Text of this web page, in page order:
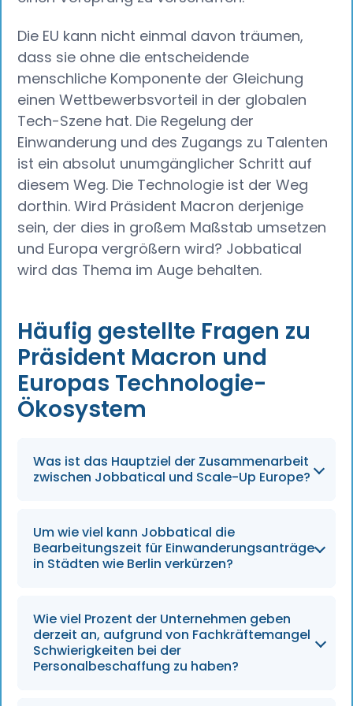
Die EU kann nicht einmal davon träumen,
dass sie ohne die entscheidende
menschliche Komponente der Gleichung
einen Wettbewerbsvorteil in der globalen
Tech-Szene hat. Die Regelung der
Einwanderung und des Zugangs zu Talenten
ist ein absolut unumgänglicher Schritt auf
diesem Weg. Die Technologie ist der Weg
dorthin. Wird Präsident Macron derjenige
sein, der dies in großem Maßstab umsetzen
und Europa vergrößern wird? Jobbatical
wird das Thema im Auge behalten.
Häufig gestellte Fragen zu
Präsident Macron und
Europas Technologie-
Ökosystem
Was ist das Hauptziel der Zusammenarbeit
zwischen Jobbatical und Scale-Up Europe?
Das vorrangige Ziel besteht darin, den
Aufstieg europäischer Technologie-
Marktführer bis zum Jahr 2026 durch eine
Hindernissen für hochqualifizierte Fachkräfte
zu beschleunigen.
Um wie viel kann Jobbatical die
Bearbeitungszeit für Einwanderungsanträge
in Städten wie Berlin verkürzen?
Das beschleunigte Einwanderungsverfahren
von Jobbatical kann die Bearbeitungszeiten
von satten 90 Tagen auf nur zwei oder drei
Tage verkürzen und so die Geschwindigkeit
Wie viel Prozent der Unternehmen geben
derzeit an, aufgrund von Fachkräftemangel
Schwierigkeiten bei der
Personalbeschaffung zu haben?